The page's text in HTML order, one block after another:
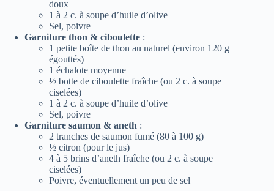
doux
1 à 2 c. à soupe d’huile d’olive
Sel, poivre
Garniture thon & ciboulette :
1 petite boîte de thon au naturel (environ 120 g
égouttés)
1 échalote moyenne
½ botte de ciboulette fraîche (ou 2 c. à soupe
ciselées)
1 à 2 c. à soupe d’huile d’olive
Sel, poivre
Garniture saumon & aneth :
2 tranches de saumon fumé (80 à 100 g)
½ citron (pour le jus)
4 à 5 brins d’aneth fraîche (ou 2 c. à soupe
ciselées)
Poivre, éventuellement un peu de sel